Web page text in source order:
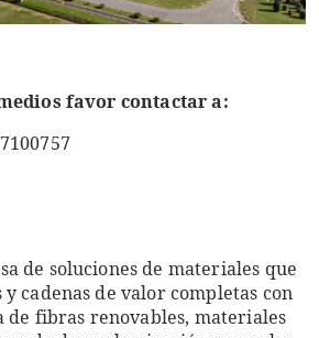
favor contactar a:
de soluciones de materiales que
cadenas de valor completas con
fibras renovables, materiales